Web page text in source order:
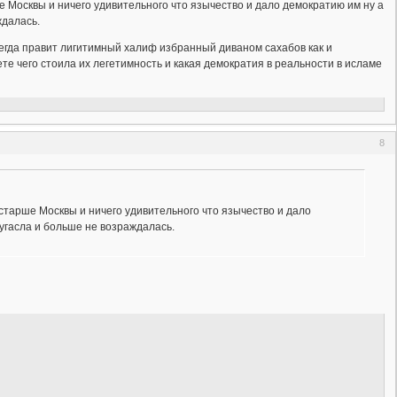
и ничего удивительного что язычество и дало демократию им ну а
правит лигитимный халиф избранный диваном сахабов как и
стоила их легетимность и какая демократия в реальности в исламе
8
Москвы и ничего удивительного что язычество и дало
и больше не возраждалась.